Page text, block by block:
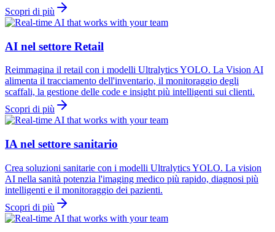
Scopri di più
AI nel settore Retail
Reimmagina il retail con i modelli Ultralytics YOLO. La Vision AI
alimenta il tracciamento dell'inventario, il monitoraggio degli
scaffali, la gestione delle code e insight più intelligenti sui clienti.
Scopri di più
IA nel settore sanitario
Crea soluzioni sanitarie con i modelli Ultralytics YOLO. La vision
AI nella sanità potenzia l'imaging medico più rapido, diagnosi più
intelligenti e il monitoraggio dei pazienti.
Scopri di più